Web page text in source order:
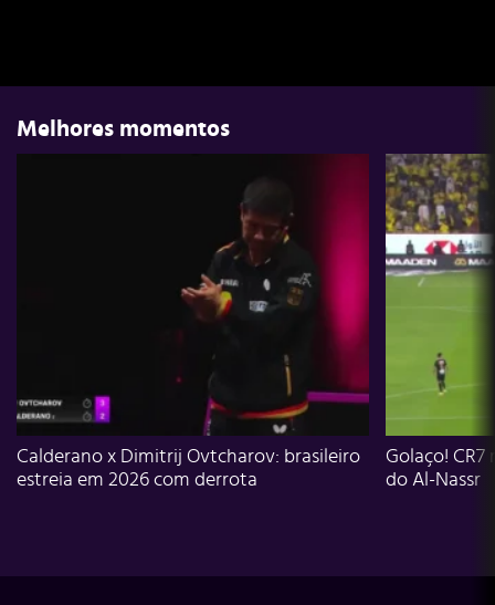
Melhores momentos
Calderano x Dimitrij Ovtcharov: brasileiro
estreia em 2026 com derrota
Golaço!
do Al-Nassr